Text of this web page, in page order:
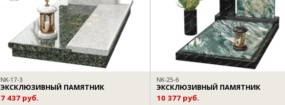
NK-17-3
ЭКСКЛЮЗИВНЫЙ ПАМЯТНИК
7 437 руб.
NK-25-6
ЭКСКЛЮЗИВНЫЙ ПАМЯТНИК
10 377 руб.